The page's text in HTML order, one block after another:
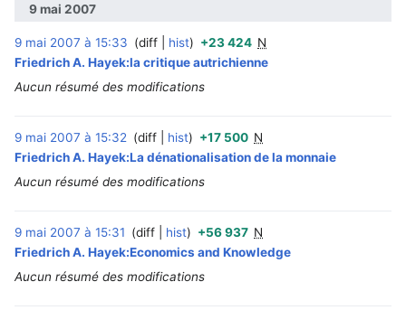
9 mai 2007
9 mai 2007 à 15:33 diff hist +23 424 N
Friedrich A. Hayek:la critique autrichienne
Aucun résumé des modifications
9 mai 2007 à 15:32 diff hist +17 500 N
Friedrich A. Hayek:La dénationalisation de la monnaie
Aucun résumé des modifications
9 mai 2007 à 15:31 diff hist +56 937 N
Friedrich A. Hayek:Economics and Knowledge
Aucun résumé des modifications